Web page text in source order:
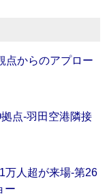
点からのアプロー
点‐羽田空港隣接
万人超が来場‐第26
ー